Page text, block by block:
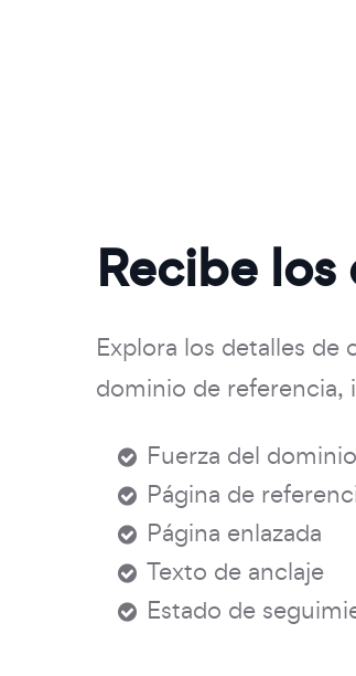
Recibe
Explora los detalles de
dominio de referencia,
Fuerza del
Página de
Página enlazada
Texto de anclaje
Estado de